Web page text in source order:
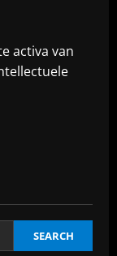
activa van
SEARCH